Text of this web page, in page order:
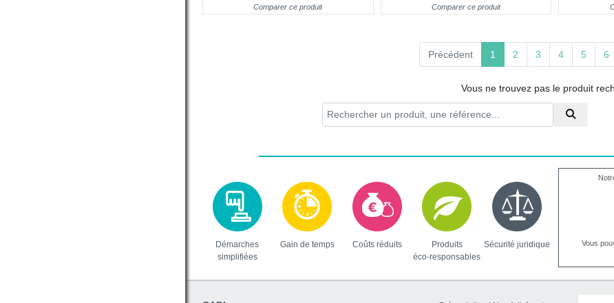
Comparer ce produit
Comparer ce produit
Précédent 1 (current)
2 3 4 5 6
Vous ne trouvez pas le produit
Démarches
simplifiées
Gain de temps Coûts réduits
Produits
éco-responsables
Sécurité juridique Vous